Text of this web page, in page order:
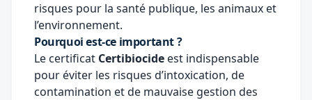
risques pour la santé publique, les animaux et
l’environnement.
Pourquoi est-ce important ?
Le certificat Certibiocide est indispensable
pour éviter les risques d’intoxication, de
contamination et de mauvaise gestion des